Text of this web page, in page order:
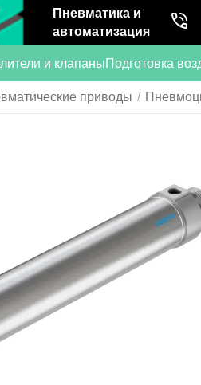
Пневматика и
автоматизация
и клапаныПодготовка
приводы /